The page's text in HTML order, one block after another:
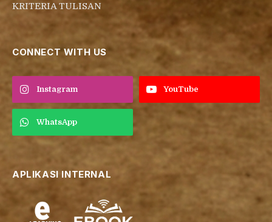
KRITERIA TULISAN
CONNECT WITH US
Instagram YouTube
WhatsApp
APLIKASI INTERNAL